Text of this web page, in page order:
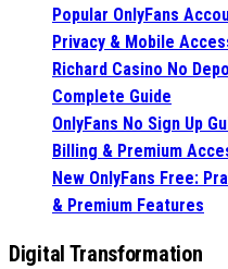
Popular OnlyFans
Privacy & Mobile
Richard Casino No
Complete Guide
OnlyFans No Sign Up
Billing & Premium
New OnlyFans Free:
& Premium Features
Digital Transformation